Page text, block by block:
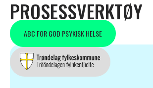
ABC FOR GOD PSYKISK HELSE
PROSESSVERKTØY
—
Ledelse og partsgruppe
Forankring